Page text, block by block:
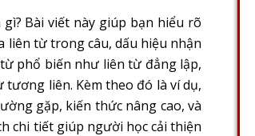
Bài viết này giúp bạn hiểu rõ
liên từ trong câu, dấu hiệu nhận
phổ biến như liên từ đẳng lập,
liên. Kèm theo đó là ví dụ,
gặp, kiến thức nâng cao, và
chi tiết giúp người học cải thiện